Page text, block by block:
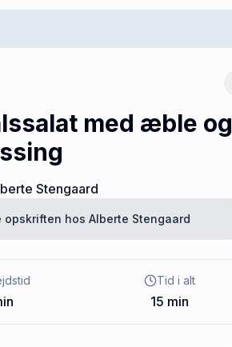
med æble og
Stengaard
opskriften hos Alberte Stengaard
Tid i alt
15 min